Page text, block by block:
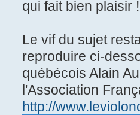
qui fait bien plaisir !
Le vif du sujet
reproduire ci-
québécois Alain
l'Association
http://